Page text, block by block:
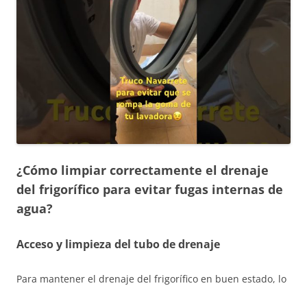
¿Cómo limpiar correctamente el drenaje
del frigorífico para evitar fugas internas de
agua?
Acceso y limpieza del tubo de drenaje
Para mantener el drenaje del frigorífico en buen estado, lo